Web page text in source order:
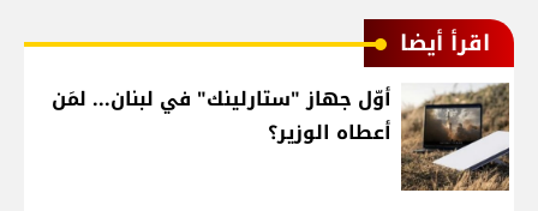
اقرأ أيضا
أوّل جهاز "ستارلينك" في لبنان... لمَن
أعطاه الوزير؟